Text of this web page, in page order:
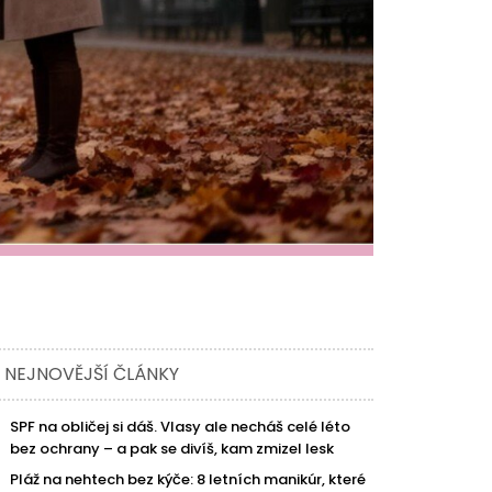
NEJNOVĚJŠÍ ČLÁNKY
SPF na obličej si dáš. Vlasy ale necháš celé léto
bez ochrany – a pak se divíš, kam zmizel lesk
Pláž na nehtech bez kýče: 8 letních manikúr, které